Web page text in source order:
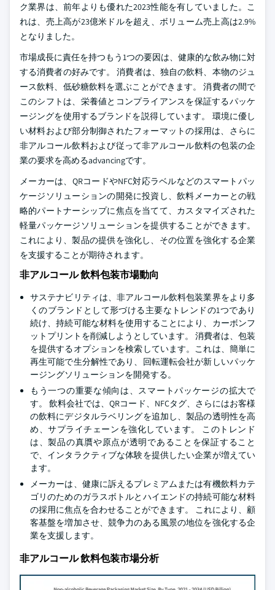
ク業界は、前年よりも優れた2023性能を有していました。こ
れは、売上高が23億米ドルを超え、ボリューム売上高は2.9%
となりました。
市場成長に責任を持つもう1つの要因は、健康的な飲み物に対
する消費者の好みです。 消費者は、独自の飲料、本物のジュ
ース飲料、低砂糖飲料を選ぶことができます。 消費者の間で
このシフトは、栄養値とコンプライアンスを保証するパッケ
ージングを使用するブランドを説得しています。 環境に優し
い材料および部分制御されたフォーマットの採用は、さらに
非アルコール飲料および従って非アルコール飲料の包装の企
業の要求を高めるadvancingです。
メーカーは、QRコードやNFC対応ラベルなどのスマートパッ
ケージソリューションの開発に投資し、飲料メーカーとの戦
略的パートナーシップに焦点を当てて、カスタマイズされた
軽量パッケージソリューションを提供することができます。
これにより、製品の提供を強化し、その位置を強化する企業
を支援することが期待されます。
非アルコール 飲料包装市場動向
サステナビリティは、非アルコール飲料包装業界をより多
くのブランドとして形づける主要なトレンドの1つであり
続け、持続可能な材料を使用することにより、カーボンフ
ットプリントを削減しようとしています。 消費者は、包装
を提供するオプションを検索しています。これは、簡単に
再生可能で生分解性であり、回転運転会社が新しいパッケ
ージングソリューションを開発する。
もう一つの重要な傾向は、スマートパッケージの拡大で
す。 飲料会社では、QRコード、NFCタグ、さらにはお客様
の飲料にデジタルラベリングを追加し、製品の透明性を高
め、サプライチェーンを強化しています。 このトレンド
は、製品の真贋や原点が透明であることを保証すること
で、インタラクティブな体験を提供したい企業が増えてい
ます。
メーカーは、健康に訴えるプレミアムまたは有機飲料カテ
ゴリのためのガラスボトルとハイエンドの持続可能な材料
の採用に焦点を合わせることができます。 これにより、顧
客基盤を増加させ、競争力のある風景の地位を強化する企
業を支援します。
非アルコール 飲料包装市場分析